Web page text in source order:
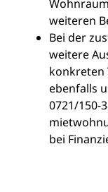
weiteren
Bei der
weitere
konkreten
ebenfalls
0721/150-
bei